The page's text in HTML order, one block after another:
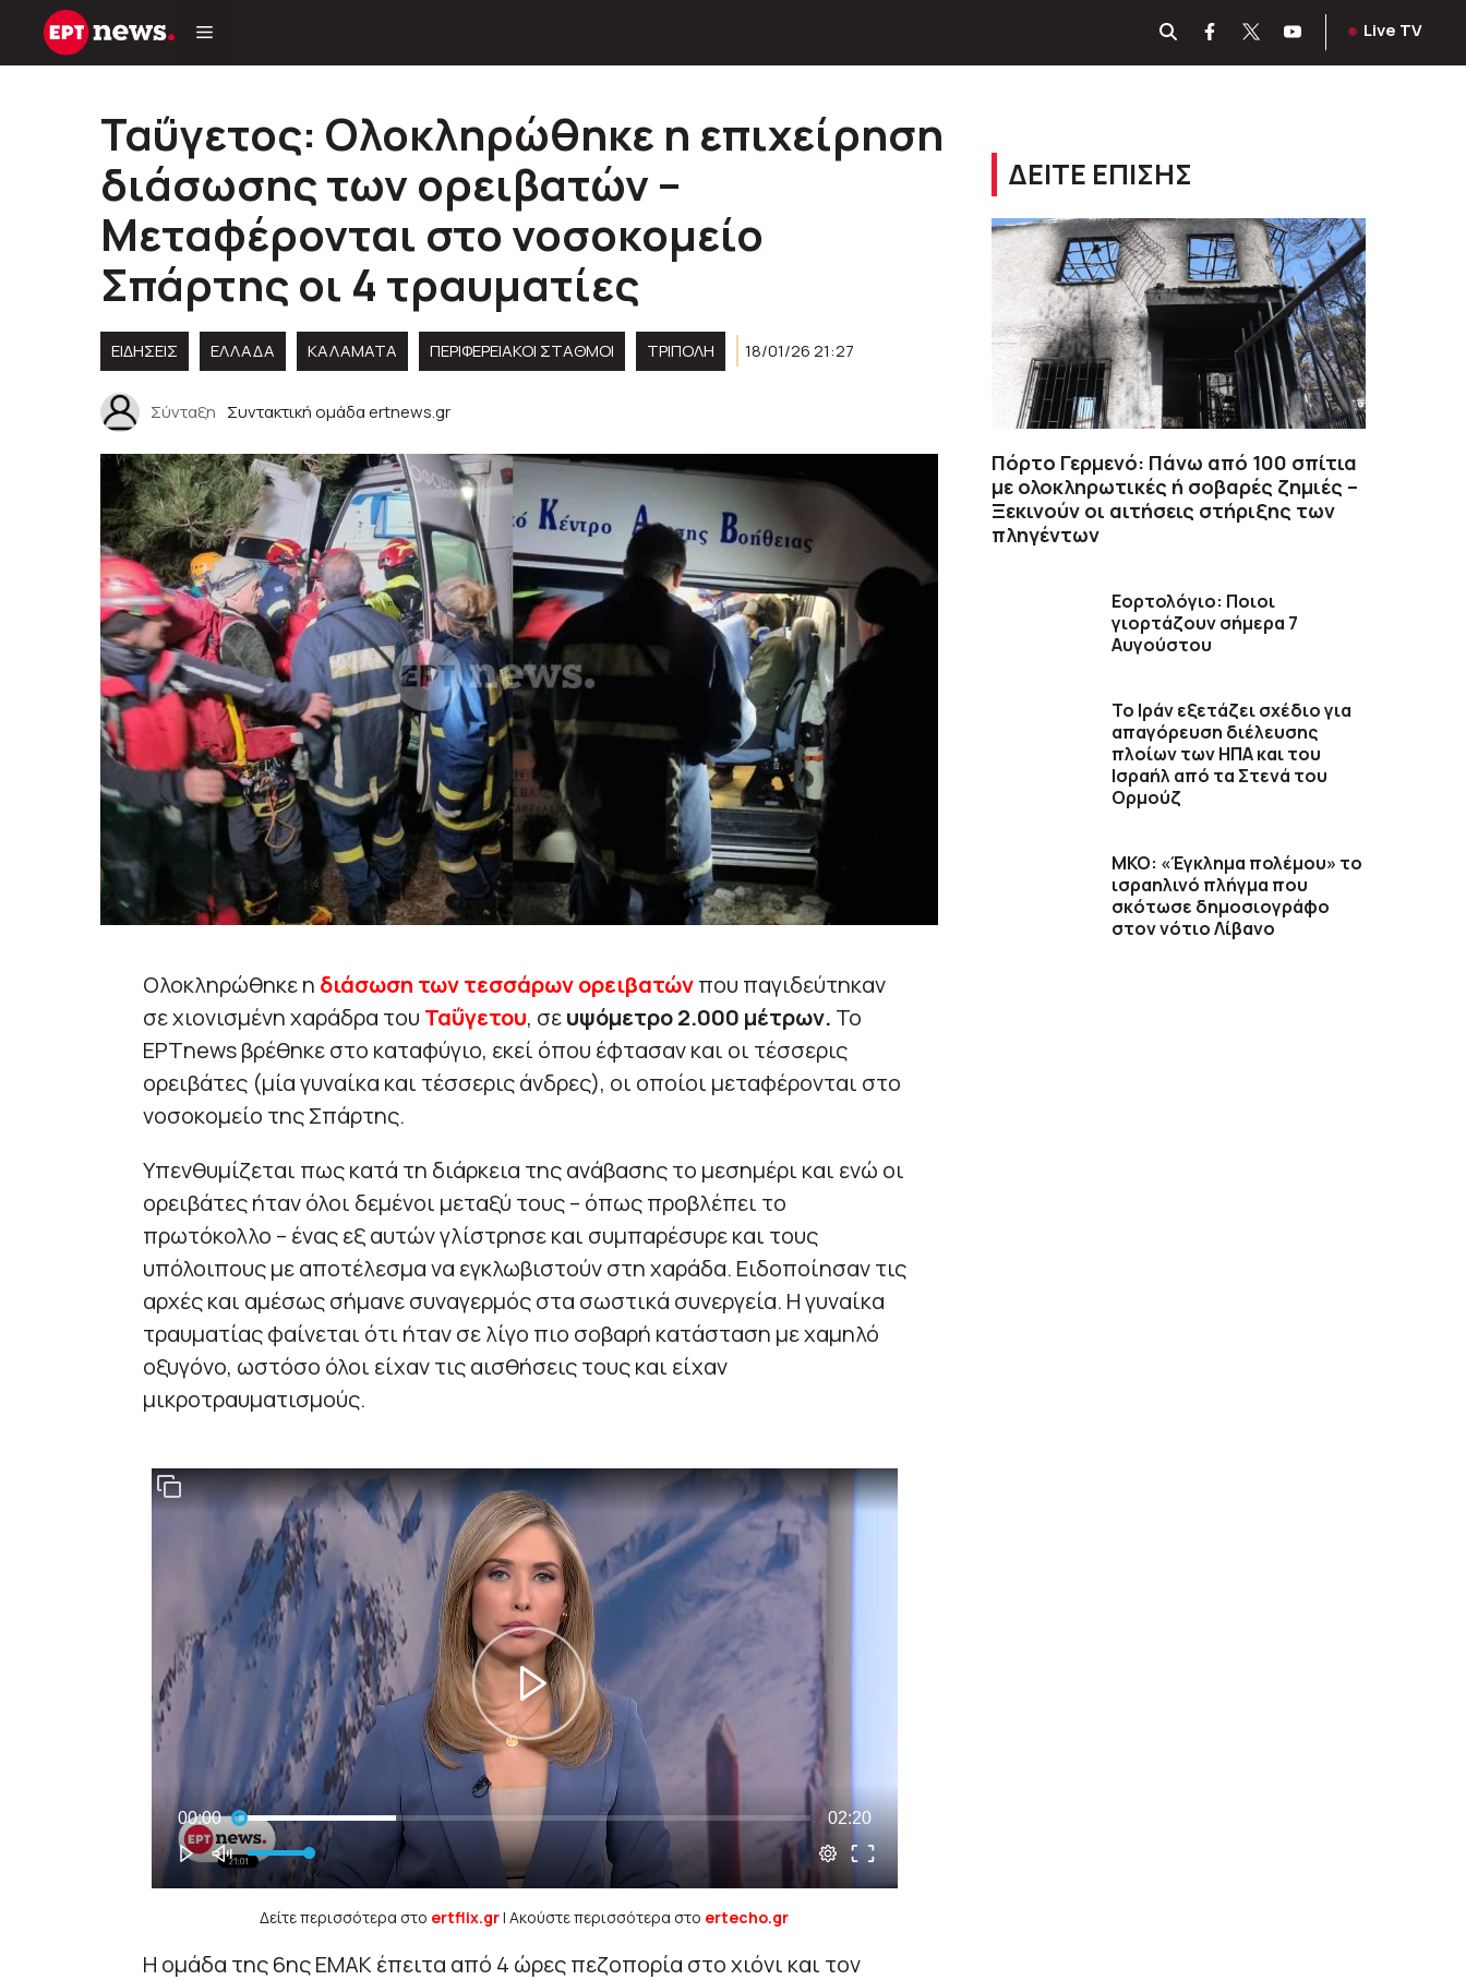
Μετάβαση
Live TV
Ταΰγετος: Ολοκληρώθηκε η επιχείρηση
διάσωσης των ορειβατών –
Μεταφέρονται στο νοσοκομείο
Σπάρτης οι 4 τραυματίες
ΕΙΔΗΣΕΙΣ ΕΛΛΑΔΑ ΚΑΛΑΜΑΤΑ ΠΕΡΙΦΕΡΕΙΑΚΟΊ ΣΤΑΘΜΟΊ ΤΡΙΠΟΛΗ 18/01/26 21:27
Σύνταξη Συντακτική ομάδα ertnews.gr
Ολοκληρώθηκε η διάσωση των τεσσάρων ορειβατώνπου παγιδεύτηκαν
σε χιονισμένη χαράδρα του Ταΰγετου, σευψόμετρο 2.000 μέτρων. Το
ΕΡΤnews βρέθηκε στο καταφύγιο, εκεί όπου έφτασαν και οι τέσσερις
ορειβάτες (μία γυναίκα και τέσσερις άνδρες), οι οποίοι μεταφέρονται στο
νοσοκομείο της Σπάρτης.
Υπενθυμίζεται πως κατά τη διάρκεια της ανάβασης το μεσημέρι και ενώ οι
ορειβάτες ήταν όλοι δεμένοι μεταξύ τους – όπως προβλέπει το
πρωτόκολλο – ένας εξ αυτών γλίστρησε και συμπαρέσυρε και τους
υπόλοιπους με αποτέλεσμα να εγκλωβιστούν στη χαράδα. Ειδοποίησαν τις
αρχές και αμέσως σήμανε συναγερμός στα σωστικά συνεργεία. Η γυναίκα
τραυματίας φαίνεται ότι ήταν σε λίγο πιο σοβαρή κατάσταση με χαμηλό
οξυγόνο, ωστόσο όλοι είχαν τις αισθήσεις τους και είχαν
μικροτραυματισμούς.
Δείτε περισσότερα στο ertflix.gr| Ακούστε περισσότερα στο ertecho.gr
Η ομάδα της 6ης ΕΜΑΚ έπειτα από 4 ώρες πεζοπορία στο χιόνι και τον
ΔΕΙΤΕ ΕΠΙΣΗΣ
Πόρτο Γερμενό: Πάνω από 100 σπίτια
με ολοκληρωτικές ή σοβαρές ζημιές –
Ξεκινούν οι αιτήσεις στήριξης των
πληγέντων
Εορτολόγιο: Ποιοι
γιορτάζουν σήμερα 7
Αυγούστου
Το Ιράν εξετάζει σχέδιο για
απαγόρευση διέλευσης
πλοίων των ΗΠΑ και του
Ισραήλ από τα Στενά του
Ορμούζ
ΜΚΟ: «Έγκλημα πολέμου» το
ισραηλινό πλήγμα που
σκότωσε δημοσιογράφο
στον νότιο Λίβανο